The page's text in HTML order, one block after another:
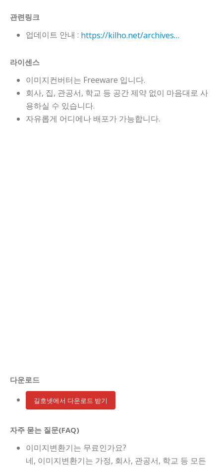
관련링크
업데이트 안내 : https://kilho.net/archives/notice/2940
라이센스
이미지컨버터는 Freeware 입니다.
회사, 집, 관공서, 학교 등 공간 제약 없이 마음대로 사
용하실 수 있습니다.
자유롭게 어디에나 배포가 가능합니다.
다운로드
길호넷에서 다운로드 받기
자주 묻는 질문(FAQ)
이미지변환기는 무료인가요?
네, 이미지변환기는 가정, 회사, 관공서, 학교 등 모든